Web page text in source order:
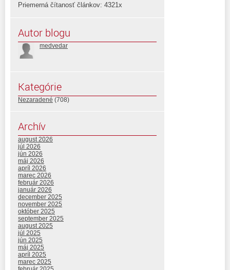
Priemerná čítanosť článkov: 4321x
Autor blogu
medvedar
Kategórie
Nezaradené (708)
Archív
august 2026
júl 2026
jún 2026
máj 2026
apríl 2026
marec 2026
február 2026
január 2026
december 2025
november 2025
október 2025
september 2025
august 2025
júl 2025
jún 2025
máj 2025
apríl 2025
marec 2025